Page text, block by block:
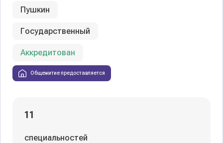
Пушкин
Государственный
Аккредитован
Общежитие предоставляется
11
специальностей